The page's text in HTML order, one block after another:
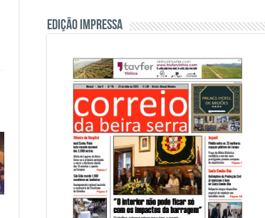
Edição Impressa